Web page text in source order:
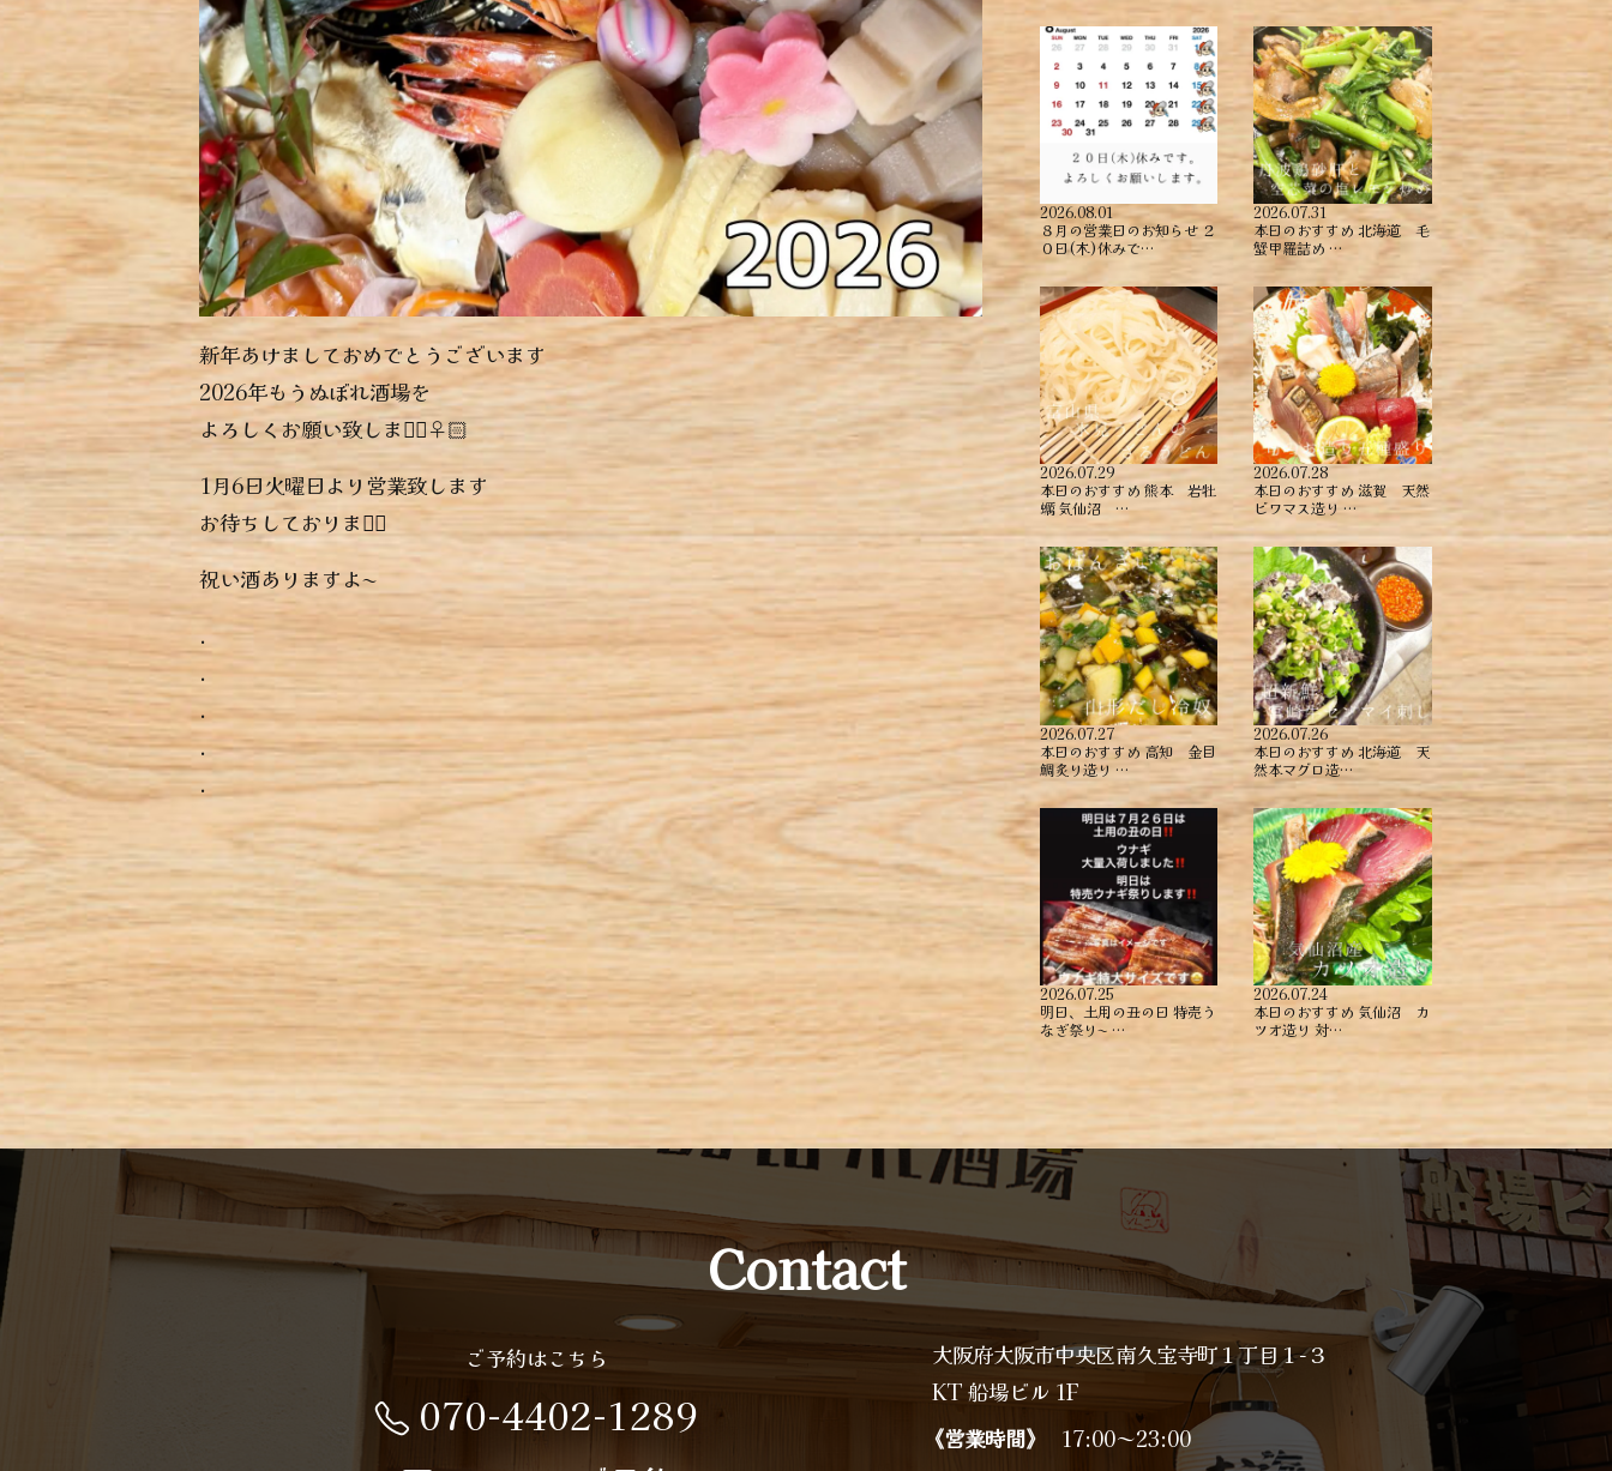
新年あけましておめでとうございます
2026年もうぬぼれ酒場を
よろしくお願い致します🏻‍♀️🏻
1月6日火曜日より営業致します
お待ちしております🏻‍
祝い酒ありますよ〜
.
.
.
.
.
2026.08.01
８月の営業日のお知らせ ２
０日(木)休みで…
2026.07.31
本日のおすすめ ︎北海道 毛
蟹甲羅詰め ︎…
2026.07.29
本日のおすすめ ︎熊本 岩牡
蠣 ︎気仙沼 …
2026.07.28
本日のおすすめ ︎滋賀 天然
ビワマス造り …
2026.07.27
本日のおすすめ ︎高知 金目
鯛炙り造り ︎…
2026.07.26
本日のおすすめ ︎北海道 天
然本マグロ造…
2026.07.25
明日、土用の丑の日 特売う
なぎ祭り〜️️️ …
2026.07.24
本日のおすすめ ︎気仙沼 カ
ツオ造り ︎対…
Contact
ご予約はこちら
070-4402-1289
大阪府大阪市中央区南久宝寺町１丁目１−３
KT 船場ビル 1F
《営業時間》
17:00～23:00